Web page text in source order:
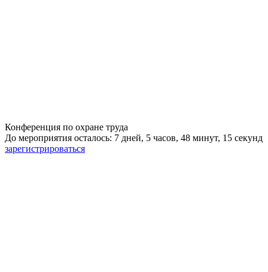
Конференция по охране труда
До мероприятия осталось: 7 дней, 5 часов, 48 минут, 15 секунд
зарегистрироваться